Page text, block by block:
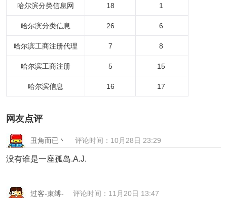
哈尔滨分类信息网 18 1
哈尔滨分类信息 26 6
哈尔滨工商注册代理 7 8
哈尔滨工商注册 5 15
哈尔滨信息 16 17
网友点评
丑角而已丶 评论时间：10月28日 23:29
没有谁是一座孤岛.A.J.
过客-束缚- 评论时间：11月20日 13:47